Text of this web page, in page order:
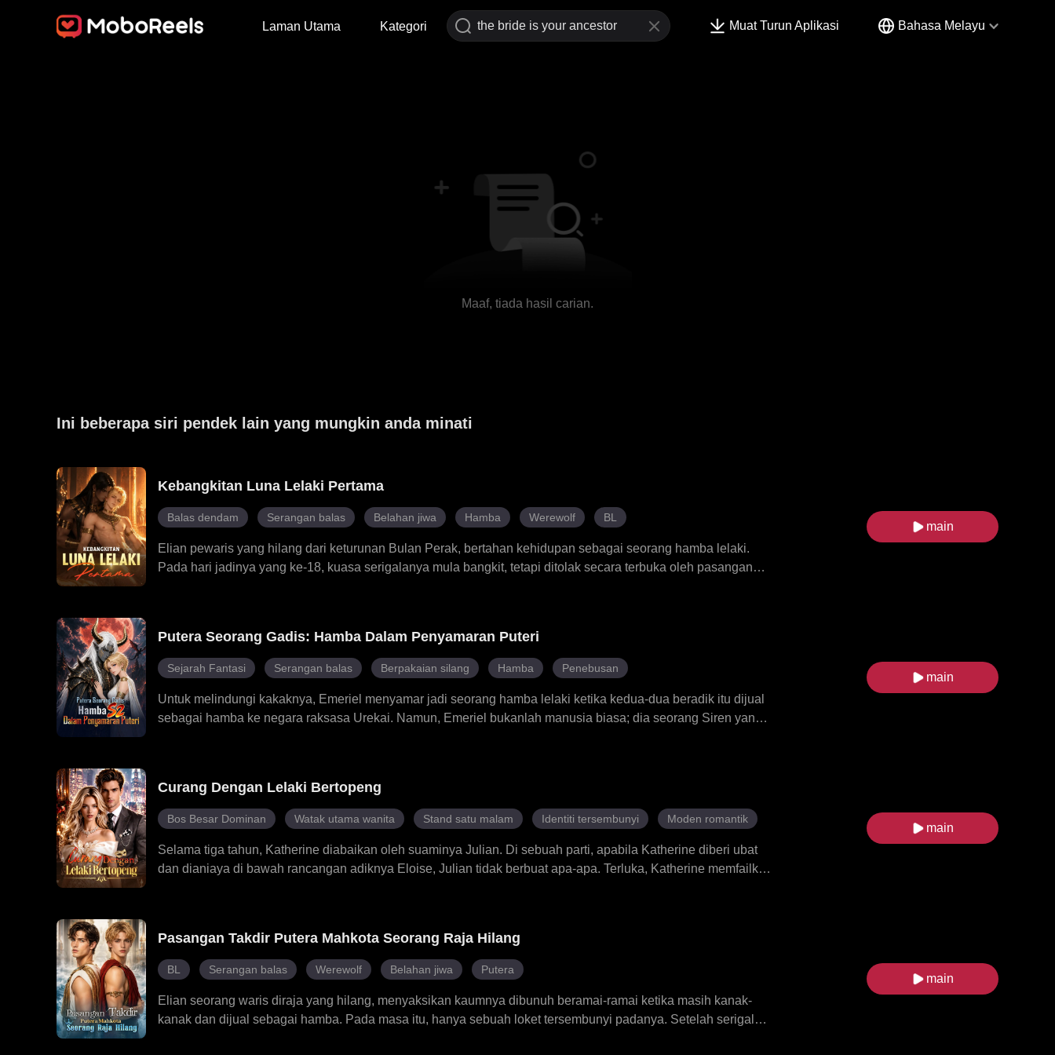
Laman Utama Kategori Muat Turun Aplikasi Bahasa Melayu
Maaf, tiada hasil carian.
Ini beberapa siri pendek lain yang mungkin anda minati
Kebangkitan Luna Lelaki Pertama
Balas dendam Serangan balas Belahan jiwa Hamba Werewolf BL
Elian pewaris yang hilang dari keturunan Bulan Perak, bertahan kehidupan sebagai seorang hamba lelaki.
Pada hari jadinya yang ke-18, kuasa serigalanya mula bangkit, tetapi ditolak secara terbuka oleh pasangan
sumpahan yang dikenakan oleh putera perampas takhta. Dengan Anthony di sisinya, Elian memecahkan
undang-undang kuno yang hanya membenarkan wanita menjadi Luna. Dari seorang hamba kepada seorang
raja, Elian menulis semula peraturan negara dan mengukuhkan tempatnya di sisi putera yang dicintanya.
main
Putera Seorang Gadis: Hamba Dalam Penyamaran Puteri
Sejarah Fantasi Serangan balas Berpakaian silang Hamba Penebusan
Untuk melindungi kakaknya, Emeriel menyamar jadi seorang hamba lelaki ketika kedua-dua beradik itu dijual
sebagai hamba ke negara raksasa Urekai. Namun, Emeriel bukanlah manusia biasa; dia seorang Siren yang
suka kakaknya. Emeriel berjuang untuk menyembunyikan identitinya sambil menghadapi jerat-jerat yang
mengancam nyawa. Tiada siapa menyangka, pada akhirnya, dia berjaya menghancurkan sumpahan ke atas
raja binatang itu...
main
Curang Dengan Lelaki Bertopeng
Bos Besar Dominan Watak utama wanita Stand satu malam Identiti tersembunyi Moden romantik
Selama tiga tahun, Katherine diabaikan oleh suaminya Julian. Di sebuah parti, apabila Katherine diberi ubat
dan dianiaya di bawah rancangan adiknya Eloise, Julian tidak berbuat apa-apa. Terluka, Katherine memfailkan
gila dengan wanita yang tidak pernah dilihatnya. Di tengah-tengah muslihat Louisa dan tipu muslihat Eloise,
pembohongan dan rasa cinta bertembung. Apabila topeng Encik A akhirnya jatuh, semua tembok di antara
mereka runtuh juga. Tiada lagi rahsia, hanya mereka berdua.
main
Pasangan Takdir Putera Mahkota Seorang Raja Hilang
BL Serangan balas Werewolf Belahan jiwa Putera
Elian seorang waris diraja yang hilang, menyaksikan kaumnya dibunuh beramai-ramai ketika masih kanak-
kanak dan dijual sebagai hamba. Pada masa itu, hanya sebuah loket tersembunyi padanya. Setelah serigala
main